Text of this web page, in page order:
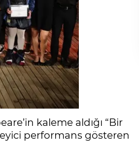
kaleme aldığı “Bir
performans gösteren